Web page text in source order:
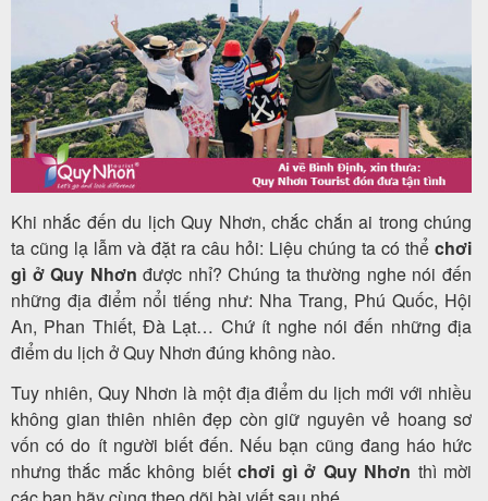
Phú
Yên
trong
nước
Combo
Quy
Nhơn
Khi nhắc đến du lịch Quy Nhơn, chắc chắn ai trong chúng
ta cũng lạ lẫm và đặt ra câu hỏi: Liệu chúng ta có thể chơi
gì ở Quy Nhơn được nhỉ? Chúng ta thường nghe nói đến
những địa điểm nổi tiếng như: Nha Trang, Phú Quốc, Hội
An, Phan Thiết, Đà Lạt… Chứ ít nghe nói đến những địa
điểm du lịch ở Quy Nhơn đúng không nào.
Tuy nhiên, Quy Nhơn là một địa điểm du lịch mới với nhiều
không gian thiên nhiên đẹp còn giữ nguyên vẻ hoang sơ
vốn có do ít người biết đến. Nếu bạn cũng đang háo hức
nhưng thắc mắc không biếtchơi gì ở Quy Nhơn thì mời